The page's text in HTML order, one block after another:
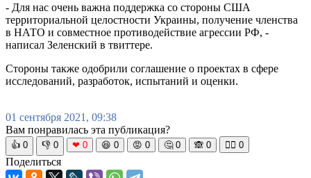
- Для нас очень важна поддержка со стороны США
территориальной целостности Украины, получение членства
в НАТО и совместное противодействие агрессии РФ, -
написал Зеленский в твиттере.
Стороны также одобрили соглашение о проектах в сфере
исследований, разработок, испытаний и оценки.
01 сентября 2021, 09:38
Вам понравилась эта публикация?
👍 0 👎 0 ❤ 0 😆 0 😡 0 🤔 0 🙈 0 🧘‍♀️ 0
Поделиться